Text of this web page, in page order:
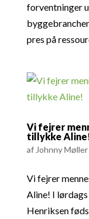
forventninger
pres på
Vi fejrer
tillykke
af Johnny Møller
Vi fejrer
Aline! I
Henriksen